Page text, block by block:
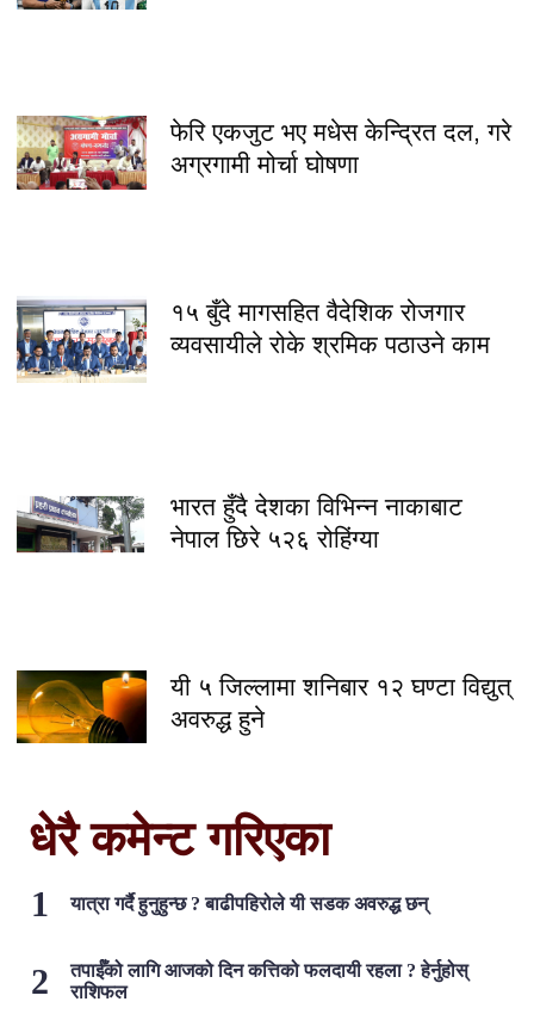
फेरि एकजुट भए मधेस केन्द्रित दल, गरे
अग्रगामी मोर्चा घोषणा
१५ बुँदे मागसहित वैदेशिक रोजगार
व्यवसायीले रोके श्रमिक पठाउने काम
भारत हुँदै देशका विभिन्न नाकाबाट
नेपाल छिरे ५२६ रोहिंग्या
यी ५ जिल्लामा शनिबार १२ घण्टा विद्युत्
अवरुद्ध हुने
धेरै कमेन्ट गरिएका
यात्रा गर्दै हुनुहुन्छ ? बाढीपहिरोले यी सडक अवरुद्ध छन्
तपाईँको लागि आजको दिन कत्तिको फलदायी रहला ? हेर्नुहोस्
राशिफल